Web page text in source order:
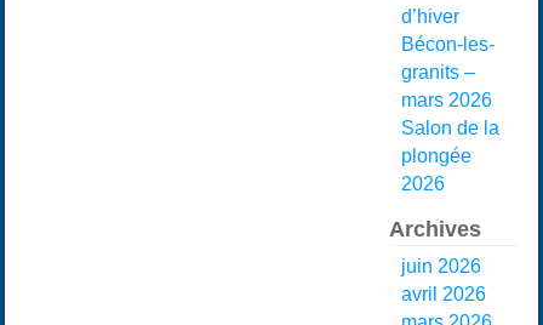
d’hiver
Bécon-les-
granits –
mars 2026
Salon de la
plongée
2026
Archives
juin 2026
avril 2026